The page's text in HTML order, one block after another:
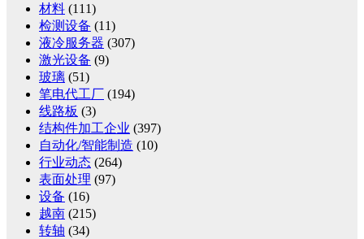
材料 (111)
检测设备 (11)
液冷服务器 (307)
激光设备 (9)
玻璃 (51)
笔电代工厂 (194)
线路板 (3)
结构件加工企业 (397)
自动化/智能制造 (10)
行业动态 (264)
表面处理 (97)
设备 (16)
越南 (215)
转轴 (34)